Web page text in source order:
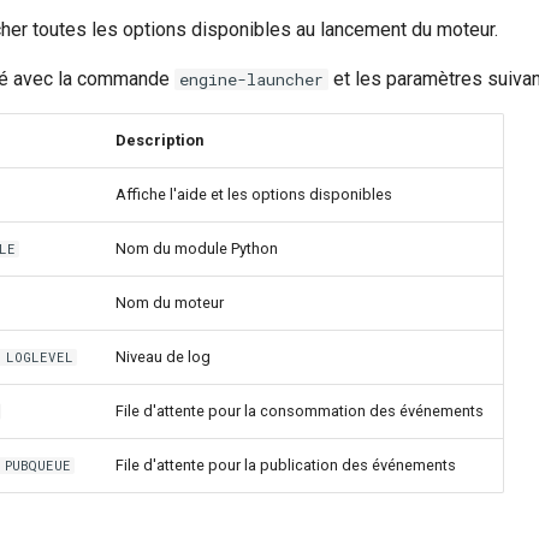
toutes les options disponibles au lancement du moteur.
avec la commande engine-launcher et les paramètres
Description
Affiche l'aide et les options disponibles
Nom du module Python
Nom du moteur
Niveau de log
File d'attente pour la consommation des événements
File d'attente pour la publication des événements